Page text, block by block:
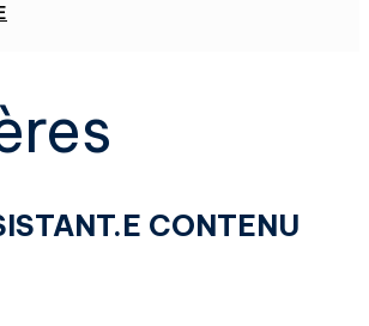
CONTENU